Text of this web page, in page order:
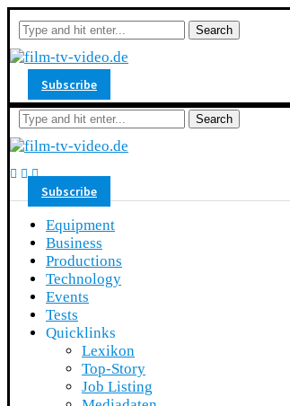
Search
Subscribe
Search
Subscribe
Equipment
Business
Productions
Technology
Events
Tests
Quicklinks
Lexikon
Top-Story
Job Listing